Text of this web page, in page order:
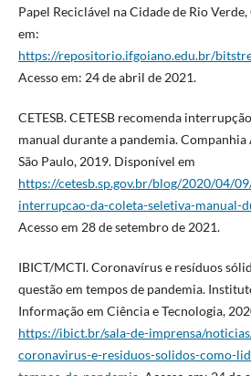
Papel Reciclável na Cidade de Rio
em:
https://repositorio.ifgoiano.edu.br/
Acesso em: 24 de abril de 2021.
CETESB. CETESB recomenda
manual durante a pandemia.
São Paulo, 2019. Disponível em
https://cetesb.sp.gov.br/blog/2020/04/
interrupcao-da-coleta-seletiva-manual-
Acesso em 28 de setembro de 2021.
IBICT/MCTI. Coronavírus e resíduos
questão em tempos de pandemia.
Informação em Ciência e Tecnologia,
https://ibict.br/sala-de-imprensa/
coronavirus-e-residuos-solidos-como-